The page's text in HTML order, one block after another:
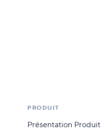
PRODUIT
Présentation Produit